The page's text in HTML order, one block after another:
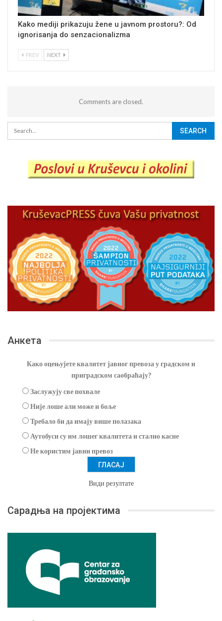
Kako mediji prikazuju žene u javnom prostoru?: Od
ignorisanja do senzacionalizma
PREV NEXT
Comments are closed.
Анкета
Како оцењујете квалитет јавног превоза у градском и
приградском саобраћају?
Заслужују све похвале
Није лоше али може и боље
Требало би да имају више полазака
Аутобуси су им лошег квалитета и стално касне
Не користим јавни превоз
Види резултате
Сарадња на пројектима